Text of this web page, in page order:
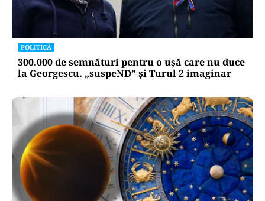
POLITICĂ
300.000 de semnături pentru o ușă care nu duce
la Georgescu. „suspeND” și Turul 2 imaginar